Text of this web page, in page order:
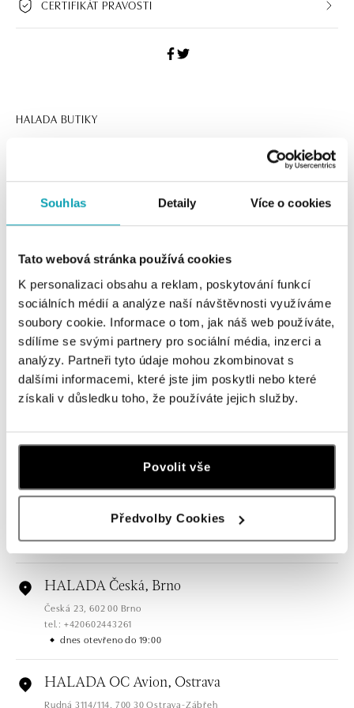
Souhlas Detaily Více o cookies
Tato webová stránka používá cookies
K personalizaci obsahu a reklam, poskytování funkcí
sociálních médií a analýze naší návštěvnosti využíváme
soubory cookie. Informace o tom, jak náš web používáte,
sdílíme se svými partnery pro sociální média, inzerci a
analýzy. Partneři tyto údaje mohou zkombinovat s
dalšími informacemi, které jste jim poskytli nebo které
získali v důsledku toho, že používáte jejich služby.
Povolit vše
Předvolby Cookies
CERTIFIKÁT PRAVOSTI
HALADA BUTIKY
Všechny Česko Slovensko
HALADA Pařížská, Praha
tel.: +420724986111
dnes otevřeno do 19:00
HALADA Na Příkopě, Praha
Na Příkopě 16, 110 00 Praha 1
tel.: +420608028615
dnes otevřeno do 19:00
HALADA Česká, Brno
Česká 23, 602 00 Brno
tel.: +420602443261
dnes otevřeno do 19:00
HALADA OC Avion, Ostrava
Rudná 3114/114, 700 30 Ostrava-Zábřeh